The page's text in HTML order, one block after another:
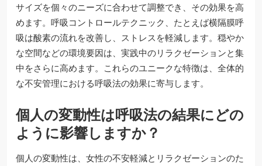
サイズを個々のニーズに合わせて調整でき、その効果を高
めます。呼吸コントロールテクニック、たとえば横隔膜呼
吸は酸素の流れを改善し、ストレスを軽減します。穏やか
な空間などの環境要因は、実践中のリラクゼーションと集
中をさらに高めます。これらのユニークな特徴は、全体的
な不安管理における呼吸法の効果に寄与します。
個人の変動性は呼吸法の結果にどの
ように影響しますか？
個人の変動性は、女性の不安軽減とリラクゼーションのた